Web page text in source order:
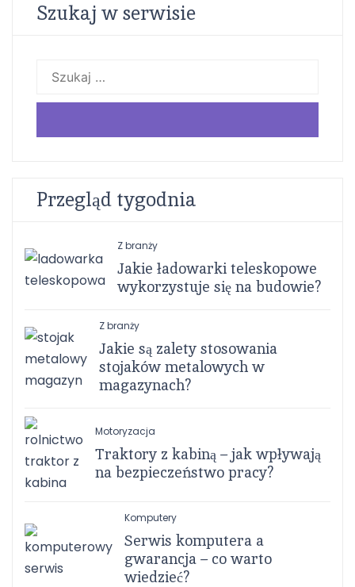
Szukaj w serwisie
Szukaj:
Przegląd tygodnia
Z branży
Jakie ładowarki teleskopowe
wykorzystuje się na budowie?
Z branży
Jakie są zalety stosowania
stojaków metalowych w
magazynach?
Motoryzacja
Traktory z kabiną – jak wpływają
na bezpieczeństwo pracy?
Komputery
Serwis komputera a
gwarancja – co warto
wiedzieć?